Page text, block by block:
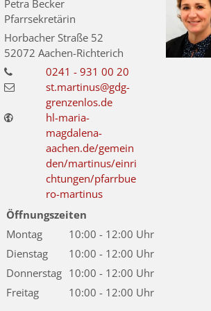
Petra Becker
Pfarrsekretärin
Horbacher Straße 52
52072 Aachen-Richterich
0241 - 931 00 20
st.martinus@gdg-
grenzenlos.de
hl-maria-
magdalena-
aachen.de/gemein
den/martinus/einri
chtungen/pfarrbue
ro-martinus
Öffnungszeiten
Montag
10:00 - 12:00 Uhr
Dienstag
10:00 - 12:00 Uhr
Donnerstag 10:00 - 12:00 Uhr
Freitag
10:00 - 12:00 Uhr